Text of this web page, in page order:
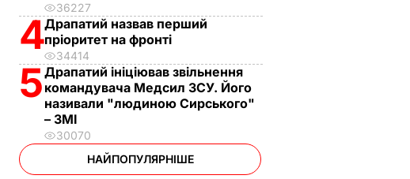
36227
4Драпатий назвав перший
пріоритет на фронті
34414
5Драпатий ініціював звільнення
командувача Медсил ЗСУ. Його
називали "людиною Сирського"
– ЗМІ
30070
НАЙПОПУЛЯРНІШЕ